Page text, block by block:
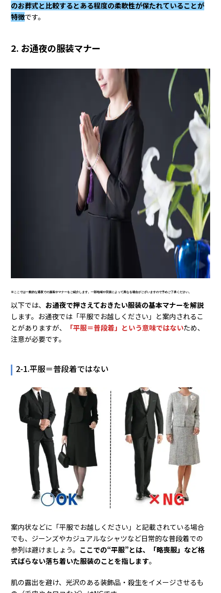
のお葬式と比較するとある程度の柔軟性が保たれていることが
特徴です。
2. お通夜の服装マナー
※ここでは一般的な通夜での服装やマナーをご紹介します。一部地域や宗派によって異なる場合がございますので予めご了承ください。
以下では、 お通夜で押さえておきたい服装の基本マナーを解説
します。お通夜では「平服でお越しください」と案内されるこ
とがありますが、
「平服＝普段着」という意味ではないため、
注意が必要です。
2-1.平服＝普段着ではない
案内状などに「平服でお越しください」と記載されている場合
でも、ジーンズやカジュアルなシャツなど日常的な普段着での
参列は避けましょう。 ここでの“平服”とは、「略喪服」など格
式ばらない落ち着いた服装のことを指します。
肌の露出を避け、光沢のある装飾品・殺生をイメージさせるも